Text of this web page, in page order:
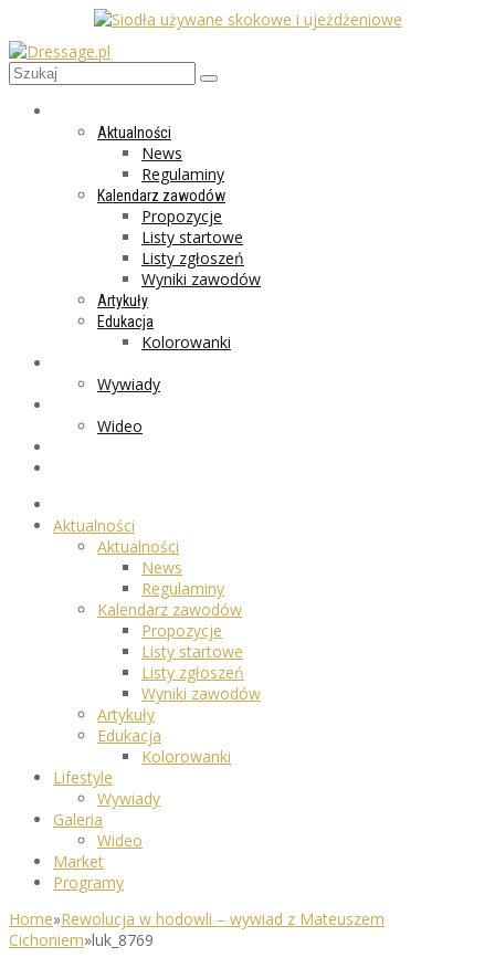
Aktualności
News
Regulaminy
Kalendarz zawodów
Propozycje
Listy startowe
Listy zgłoszeń
Wyniki zawodów
Artykuły
Edukacja
Kolorowanki
Wywiady
Wideo
Aktualności
Aktualności
News
Regulaminy
Kalendarz zawodów
Propozycje
Listy startowe
Listy zgłoszeń
Wyniki zawodów
Artykuły
Edukacja
Kolorowanki
Lifestyle
Wywiady
Galeria
Wideo
Market
Programy
Home»Rewolucja w hodowli – wywiad z Mateuszem
Cichoniem»luk_8769